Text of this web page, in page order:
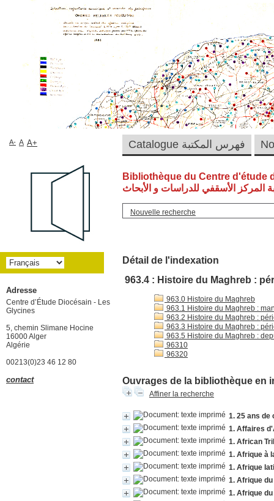
Bibliothèque du Centre d'étude
المركز الأسقفي للدراسات و الأبحاث
Nouvelle recherche
Détail de l'indexation
963.4 : Histoire du Maghreb :
963.0 Histoire du Maghreb
963.1 Histoire du Maghreb :
963.2 Histoire du Maghreb :
963.3 Histoire du Maghreb :
963.5 Histoire du Maghreb :
96310
96320
Ouvrages de la bibliothèque en
Affiner la recherche
1. 25 ans de
1. Affaires
1. African
1. Afrique à
1. Afrique
1. Afrique
1. Afrique
Catalogue فهرس المكتبة A- A A+
Adresse
Centre d’Étude Diocésain - Les
Glycines
5, chemin Slimane Hocine
16000 Alger
Algérie
00213(0)23 46 12 80
contact